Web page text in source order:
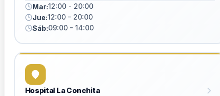
Mar:12:00 - 20:00
Jue:12:00 - 20:00
Sáb:09:00 - 14:00
Hospital La Conchita